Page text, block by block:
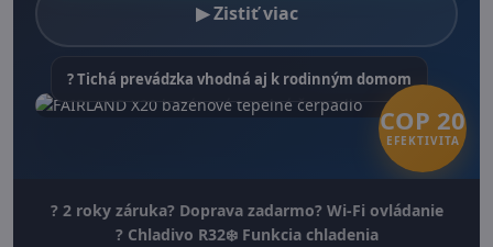
▶ Zistiť viac
COP 20
EFEKTIVITA
? Tichá prevádzka vhodná aj k rodinným domom
? 2 roky záruka? Doprava zadarmo? Wi-Fi ovládanie
? Chladivo R32❄️ Funkcia chladenia